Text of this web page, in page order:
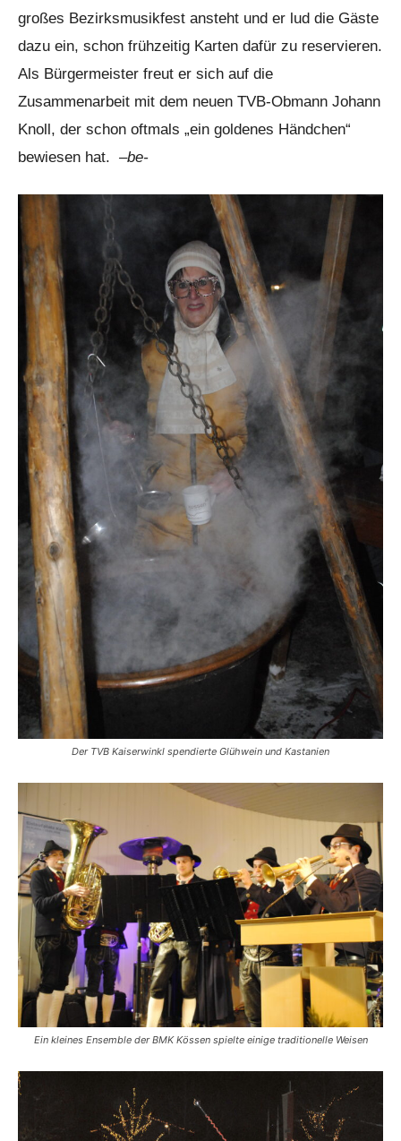
großes Bezirksmusikfest ansteht und er lud die Gäste
dazu ein, schon frühzeitig Karten dafür zu reservieren.
Als Bürgermeister freut er sich auf die
Zusammenarbeit mit dem neuen TVB-Obmann Johann
Knoll, der schon oftmals „ein goldenes Händchen“
bewiesen hat. –be-
Der TVB Kaiserwinkl spendierte Glühwein und Kastanien
Ein kleines Ensemble der BMK Kössen spielte einige traditionelle Weisen